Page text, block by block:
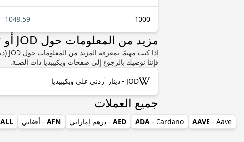
1000
1048.59
مزيد من المعلومات حول JOD أو GBP
فإننا نوصيك بالرجوع إلى صفحات ويكيبيديا ذات الصلة.
JOD - دينار أردني على ويكيبيديا
جميع العملات
AAVE - Aave
ADA - Cardano
AED - درهم إماراتي AFN - أفغاني ALL